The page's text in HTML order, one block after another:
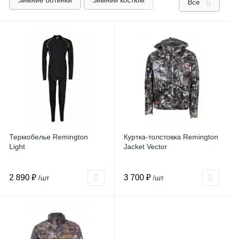
Кофты-Джемпера Куртки Демисезон
Куртки Зима Летний костюм
Летний костюм Ремингтон Термобелье Ремингтон
Все
Термобелье Remington
Light
2 890 ₽ /шт
Куртка-толстовка Remington
Jacket Vector
3 700 ₽ /шт